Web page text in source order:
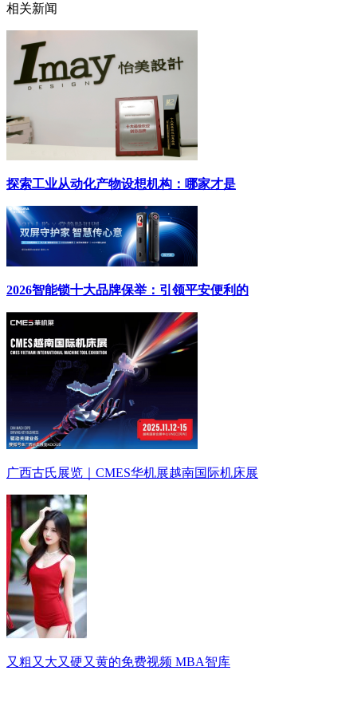
相关新闻
探索工业从动化产物设想机构：哪家才是
2026智能锁十大品牌保举：引领平安便利的
广西古氏展览｜CMES华机展越南国际机床展
又粗又大又硬又黄的免费视频 MBA智库